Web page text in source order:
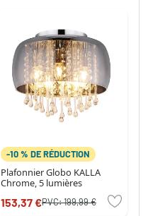
-10 % DE RÉDUCTION
Plafonnier Globo KALLA
Chrome, 5 lumières
153,37 €PVC:199,99 €